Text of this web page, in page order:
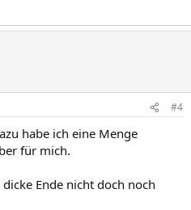
#4
habe ich eine Menge
für mich.
Ende nicht doch noch